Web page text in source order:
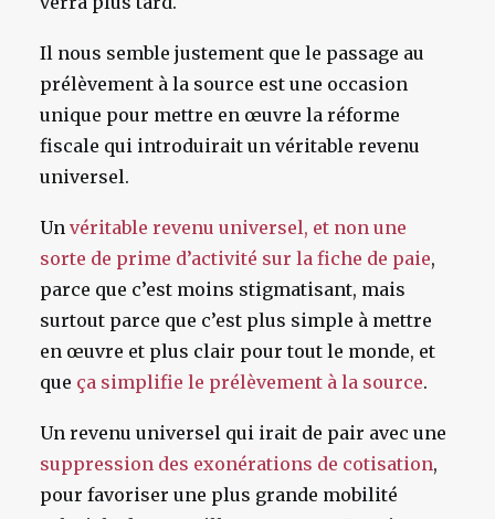
Il nous semble justement que le passage au
prélèvement à la source est une occasion
unique pour mettre en œuvre la réforme
fiscale qui introduirait un véritable revenu
universel.
Un véritable revenu universel, et non une
sorte de prime d’activité sur la fiche de paie,
parce que c’est moins stigmatisant, mais
surtout parce que c’est plus simple à mettre
en œuvre et plus clair pour tout le monde, et
que ça simplifie le prélèvement à la source.
Un revenu universel qui irait de pair avec une
suppression des exonérations de cotisation,
pour favoriser une plus grande mobilité